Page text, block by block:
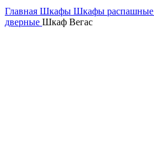
Главная Шкафы Шкафы распашные
дверные Шкаф Вегас